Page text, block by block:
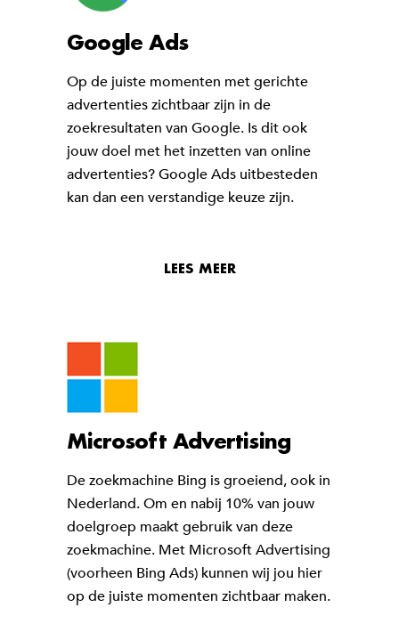
Google Ads
Op de juiste momenten met gerichte
advertenties zichtbaar zijn in de
zoekresultaten van Google. Is dit ook
jouw doel met het inzetten van online
advertenties? Google Ads uitbesteden
kan dan een verstandige keuze zijn.
LEES MEER
Microsoft Advertising
De zoekmachine Bing is groeiend, ook in
Nederland. Om en nabij 10% van jouw
doelgroep maakt gebruik van deze
zoekmachine. Met Microsoft Advertising
(voorheen Bing Ads) kunnen wij jou hier
op de juiste momenten zichtbaar maken.